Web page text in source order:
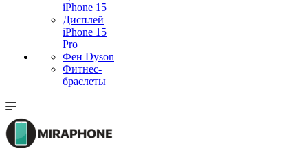
iPhone 15
Дисплей
iPhone 15
Pro
Фен Dyson
Фитнес-
браслеты